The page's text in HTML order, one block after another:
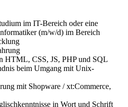
im IT-Bereich oder eine
(m/w/d) im Bereich
HTML, CSS, JS, PHP und SQL
beim Umgang mit Unix-
mit Shopware / xt:Commerce,
in Wort und Schrift